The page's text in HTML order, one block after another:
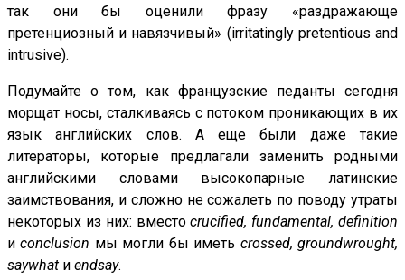
так они бы оценили фразу «раздражающе
претенциозный и навязчивый» (irritatingly pretentious and
intrusive).
Подумайте о том, как французские педанты сегодня
морщат носы, сталкиваясь с потоком проникающих в их
язык английских слов. А еще были даже такие
литераторы, которые предлагали заменить родными
английскими словами высокопарные латинские
заимствования, и сложно не сожалеть по поводу утраты
некоторых из них: вместоcrucified, fundamental, definition
иconclusion мы могли бы иметь crossed, groundwrought,
saywhat и endsay.